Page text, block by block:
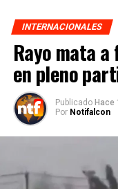
INTERNACIONALES
Rayo mata
en pleno
Publicado Hace
Por Notifalcon